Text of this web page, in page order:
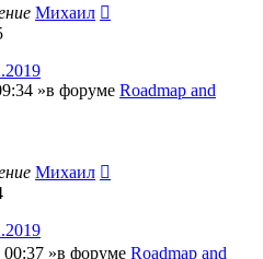
Михаил
»в форуме Roadmap and
Михаил
00:37 »в форуме Roadmap and